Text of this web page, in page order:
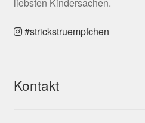
liebsten Kindersachen.
#strickstruempfchen
Kontakt